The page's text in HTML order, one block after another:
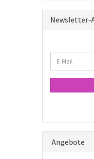
Newsletter-
ZUR
NEWSLETTER-
E-
Mail
Angebote